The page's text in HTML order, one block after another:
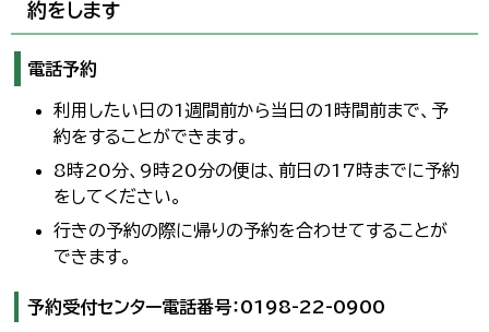
約をします
電話予約
利用したい日の1週間前から当日の1時間前まで、予
約をすることができます。
8時20分、9時20分の便は、前日の17時までに予約
をしてください。
行きの予約の際に帰りの予約を合わせてすることが
できます。
予約受付センター電話番号：0198-22-0900